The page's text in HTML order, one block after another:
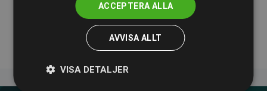
medlemswebbplatser – ett tydligt bevis på att vårt
arbetssätt ger mätbar klimatnytta.
ACCEPTERA ALLA
AVVISA ALLT
VISA DETALJER